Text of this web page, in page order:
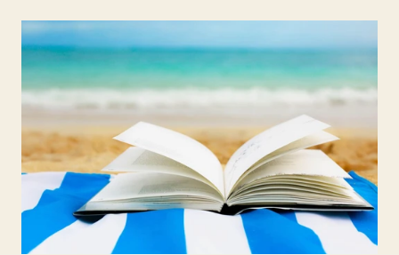
leurs parcours de parents LGBTQ+.